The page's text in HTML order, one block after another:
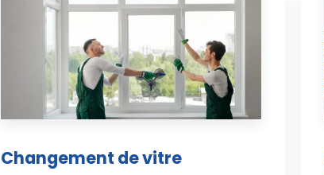
Changement de vitre